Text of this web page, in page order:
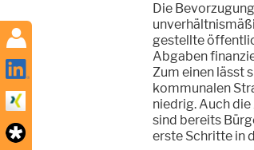
Die
gestellte
Abgaben
Zum einen lässt
kommunalen
niedrig. Auch
sind bereits
erste Schritte in